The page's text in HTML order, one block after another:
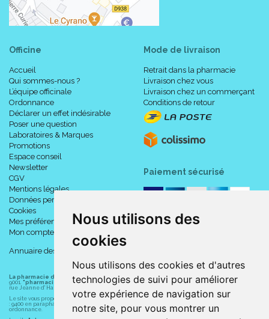
Nous utilisons des
cookies
Nous utilisons des cookies et d'autres
technologies de suivi pour améliorer
votre expérience de navigation sur
notre site, pour vous montrer un
Officine
Accueil
Qui sommes-nous ?
L’équipe officinale
Ordonnance
Déclarer un effet indésirable
Poser une question
Laboratoires & Marques
Promotions
Espace conseil
Newsletter
CGV
Mentions légales
Données personnelles
Cookies
Mes préférences Cookies
Mon compte
Annuaire des pharmacies
Mode de livraison
Retrait dans la pharmacie
Livraison chez vous
Livraison chez un commerçant
Conditions de retour
Paiement sécurisé
La pharmacie du centre à Albert (80300) est une pharmacie française certifiée ISO
9001. "pharmacie-du-centre-albert.fr "est le site internet de la pharmacie du centre
rue Jeanne d' Harcourt, 80300 Albert.
Le site vous propose un large choix de plus de 11000 références, au prix les plus bas possible
: 9400 en parapharmacie, animaux, orthopédie, matériel médical. 1700 en médicaments sans
ordonnance.